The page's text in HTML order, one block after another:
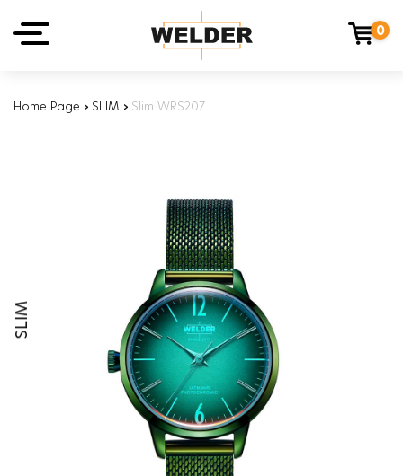
0
Home Page › SLIM › Slim WRS207
SLIM